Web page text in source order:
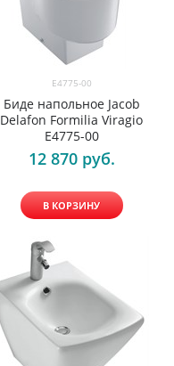
E4775-00
Биде напольное Jacob
Delafon Formilia Viragio
E4775-00
12 870 руб.
В КОРЗИНУ